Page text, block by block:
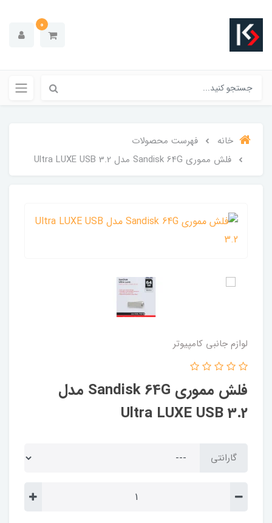
0
خانه
فهرست محصولات
فلش مموری Sandisk 64G مدل Ultra LUXE USB 3.2
لوازم جانبی کامپیوتر
فلش مموری Sandisk 64G مدل
Ultra LUXE USB 3.2
گارانتی